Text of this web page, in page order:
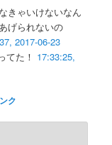
きゃいけないなん
げられないの
2017-06-23
てた！ 17:33:25,
ク